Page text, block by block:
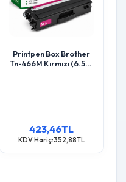
Printpen Box Brother
Tn-466M Kırmızı (6.5K)
423,46TL
KDV Hariç:352,88TL